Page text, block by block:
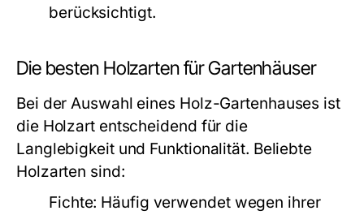
berücksichtigt.
Die besten Holzarten für Gartenhäuser
Bei der Auswahl eines Holz-Gartenhauses ist
die Holzart entscheidend für die
Langlebigkeit und Funktionalität. Beliebte
Holzarten sind:
Fichte: Häufig verwendet wegen ihrer